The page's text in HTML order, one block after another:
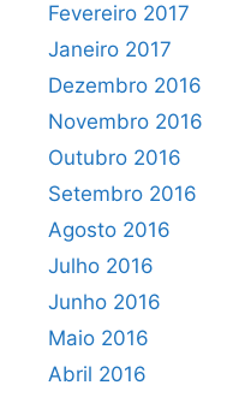
Fevereiro 2017
Janeiro 2017
Dezembro 2016
Novembro 2016
Outubro 2016
Setembro 2016
Agosto 2016
Julho 2016
Junho 2016
Maio 2016
Abril 2016